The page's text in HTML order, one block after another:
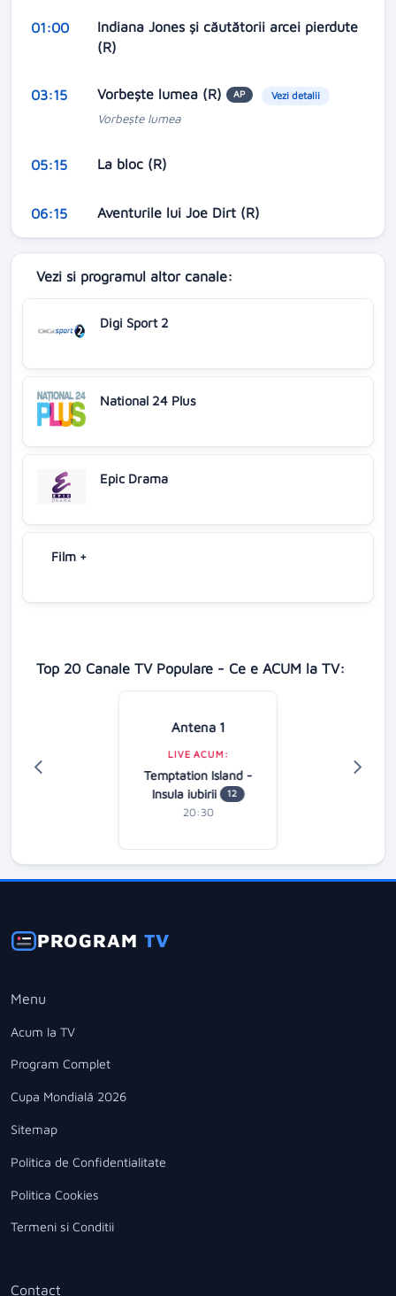
01:00
Indiana Jones și căutătorii arcei pierdute
(R)
03:15 Vorbeşte lumea (R) AP Vezi detalii
Vorbeşte lumea
05:15 La bloc (R)
06:15 Aventurile lui Joe Dirt (R)
Vezi si programul altor canale:
Digi Sport 2
National 24 Plus
Epic Drama
Film +
Top 20 Canale TV Populare - Ce e ACUM la TV:
Antena 1
LIVE ACUM:
Temptation Island -
Insula iubirii
12
20:30
PROGRAMTV
Menu
Acum la TV
Program Complet
Cupa Mondială 2026
Sitemap
Politica de Confidentialitate
Politica Cookies
Termeni si Conditii
Contact